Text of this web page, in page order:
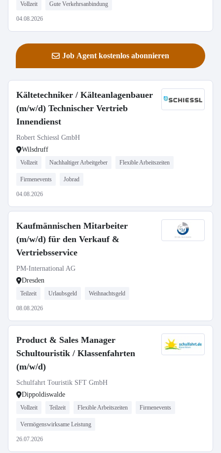
Vollzeit Gute Verkehrsanbindung
04.08.2026
Job Agent kostenlos abonnieren
Kältetechniker / Kälteanlagenbauer
(m/w/d) Technischer Vertrieb
Innendienst
Robert Schiessl GmbH
Wilsdruff
Vollzeit Nachhaltiger Arbeitgeber Flexible Arbeitszeiten
Firmenevents Jobrad
04.08.2026
Kaufmännischen Mitarbeiter
(m/w/d) für den Verkauf &
Vertriebsservice
PM-International AG
Dresden
Teilzeit Urlaubsgeld Weihnachtsgeld
08.08.2026
Product & Sales Manager
Schultouristik / Klassenfahrten
(m/w/d)
Schulfahrt Touristik SFT GmbH
Dippoldiswalde
Vollzeit Teilzeit Flexible Arbeitszeiten Firmenevents
Vermögenswirksame Leistung
26.07.2026